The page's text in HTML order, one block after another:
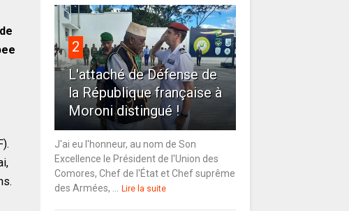
2
L'attaché de Défense de
la République française à
Moroni distingué !
J'ai eu l'honneur, au nom de Son
Excellence le Président de l'Union des
Comores, Chef de l'État et Chef suprême
des Armées, ...
Lire la suite